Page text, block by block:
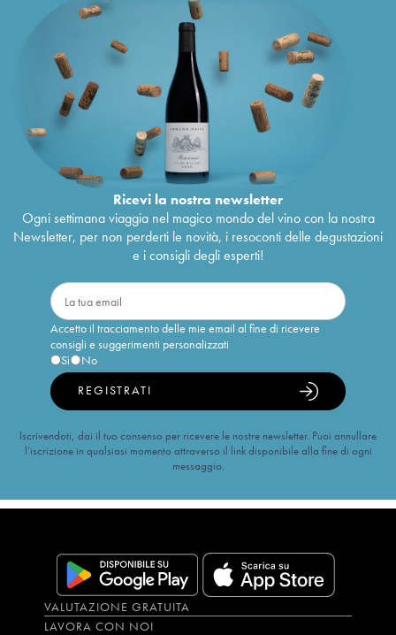
Ricevi la nostra newsletter
Ogni settimana viaggia nel magico mondo del vino con la nostra
Newsletter, per non perderti le novità, i resoconti delle degustazioni
e i consigli degli esperti!
Accetto il tracciamento delle mie email al fine di ricevere
consigli e suggerimenti personalizzati
Sì
No
REGISTRATI
Iscrivendoti, dai il tuo consenso per ricevere le nostre newsletter. Puoi annullare
l’iscrizione in qualsiasi momento attraverso il link disponibile alla fine di ogni
messaggio.
VALUTAZIONE GRATUITA
LAVORA CON NOI